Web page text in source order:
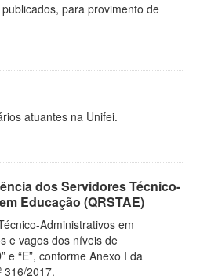
para provimento de
atuantes na Unifei.
dos Servidores Técnico-
Educação (QRSTAE)
Administrativos em
e vagos dos níveis de
e “E”, conforme Anexo I da
316/2017.